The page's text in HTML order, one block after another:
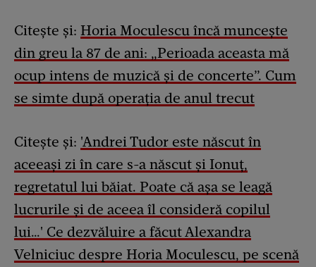
Citește și: Horia Moculescu încă muncește
din greu la 87 de ani: „Perioada aceasta mă
ocup intens de muzică și de concerte”. Cum
se simte după operația de anul trecut
Citește și: 'Andrei Tudor este născut în
aceeași zi în care s-a născut și Ionuț,
regretatul lui băiat. Poate că așa se leagă
lucrurile și de aceea îl consideră copilul
lui…' Ce dezvăluire a făcut Alexandra
Velniciuc despre Horia Moculescu, pe scenă